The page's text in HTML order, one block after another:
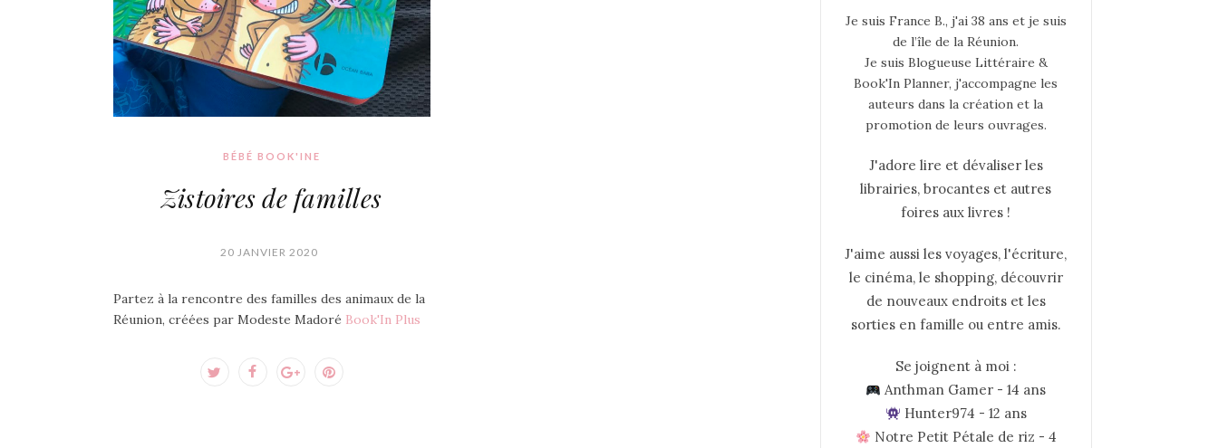
BÉBÉ BOOK'INE
Zistoires de familles
20 JANVIER 2020
Partez à la rencontre des familles des animaux de la
Réunion, créées par Modeste Madoré Book'In Plus
Je suis France B., j'ai 38 ans et je suis
de l’île de la Réunion.
Je suis Blogueuse Littéraire &
Book'In Planner, j'accompagne les
auteurs dans la création et la
promotion de leurs ouvrages.
J'adore lire et dévaliser les
librairies, brocantes et autres
foires aux livres !
J'aime aussi les voyages, l'écriture,
le cinéma, le shopping, découvrir
de nouveaux endroits et les
sorties en famille ou entre amis.
Se joignent à moi :
Anthman Gamer - 14 ans
Hunter974 - 12 ans
Notre Petit Pétale de riz - 4